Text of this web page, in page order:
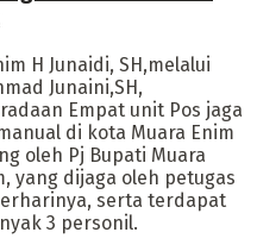
H Junaidi, SH,melalui
Junaini,SH,
Empat unit Pos jaga
di kota Muara Enim
oleh Pj Bupati Muara
yang dijaga oleh petugas
serta terdapat
3 personil.